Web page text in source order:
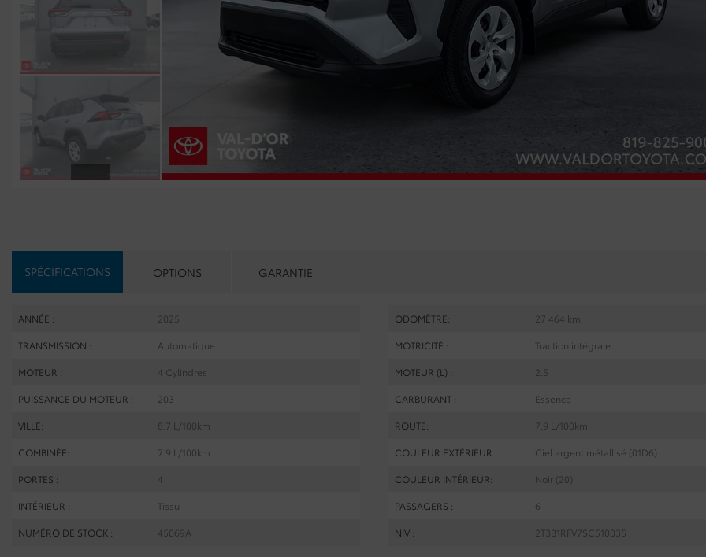
SPÉCIFICATIONS OPTIONS GARANTIE
ANNÉE : 2025 ODOMÈTRE:
27 464 km
TRANSMISSION :
Automatique MOTRICITÉ :
Traction intégrale
MOTEUR :
4 Cylindres MOTEUR (L) :
2.5
PUISSANCE DU MOTEUR :
203 CARBURANT :
Essence
VILLE:
8.7 L/100km ROUTE:
7.9 L/100km
COMBINÉE:
7.9 L/100km COULEUR EXTÉRIEUR :
Ciel argent métallisé (01D6)
PORTES :
4 COULEUR INTÉRIEUR:
Noir (20)
INTÉRIEUR :
Tissu PASSAGERS :
6
NUMÉRO DE STOCK :
45069A NIV : 2T3B1RFV7SC510035